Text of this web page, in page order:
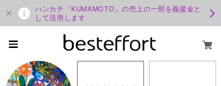
ハンカチ「KUMAMOTO」の売上の一部を義援金と
して活用します